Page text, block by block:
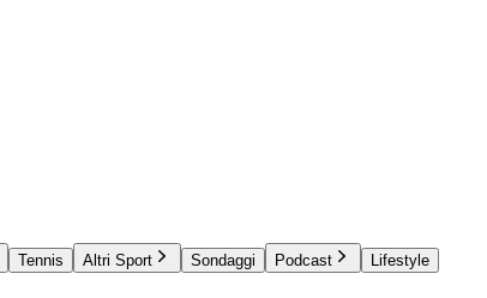
Tennis Altri Sport Sondaggi Podcast
Lifestyle